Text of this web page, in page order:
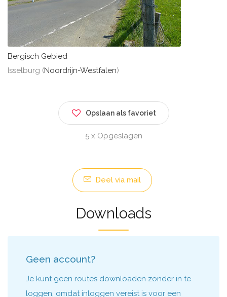
Bergisch Gebied
Isselburg (Noordrijn-Westfalen)
Opslaan als favoriet
5 x Opgeslagen
Deel via mail
Downloads
Geen account?
Je kunt geen routes downloaden zonder in te
loggen, omdat inloggen vereist is voor een